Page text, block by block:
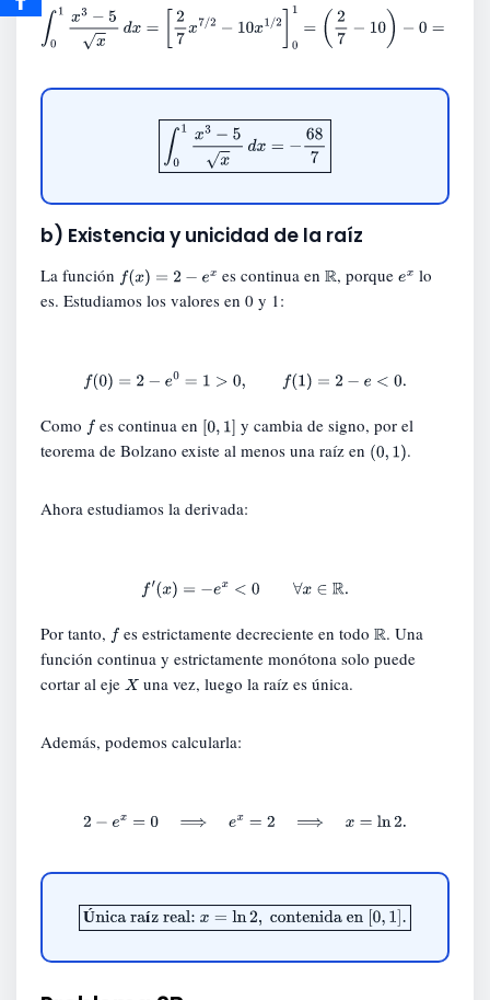
∫01 x3 − x 7x 7/2− 10x1 2 ]0 = − 10 0=−68 .
∫0 1x3− 5x x 7
b) Existencia y unicidad de la raíz
La función f(x)= 2− ex es continua enR, porqueex lo
es. Estudiamos los valores en 0 y 1:
f( 0)= 2− e 0= 1> =2−e <0.
Como f es continua en [0, 1] y cambia de signo, por el
teorema de Bolzano existe al menos una raíz en (0, 1) .
Ahora estudiamos la derivada:
f′( x)=−e x< 0 ∈R.
Por tanto, f es estrictamente decreciente en todoR. Una
función continua y estrictamente monótona solo puede
cortar al eje X una vez, luego la raíz es única.
Además, podemos calcularla:
2 ex=0 ⟹ex =2 ⟹ =ln2.
Ú í
Única raíz real: x= ln2,contenida en[ 0,1].